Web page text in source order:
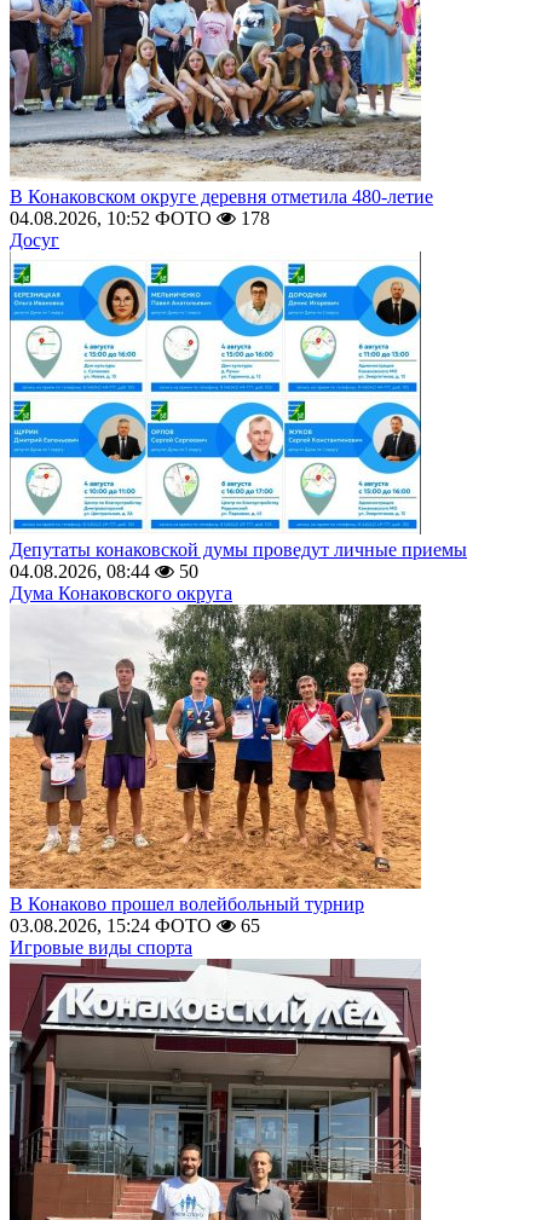
В Конаковском округе деревня отметила 480-летие
04.08.2026, 10:52 ФОТО
178
Досуг
Депутаты конаковской думы проведут личные приемы
04.08.2026, 08:44
50
Дума Конаковского округа
В Конаково прошел волейбольный турнир
03.08.2026, 15:24 ФОТО
65
Игровые виды спорта